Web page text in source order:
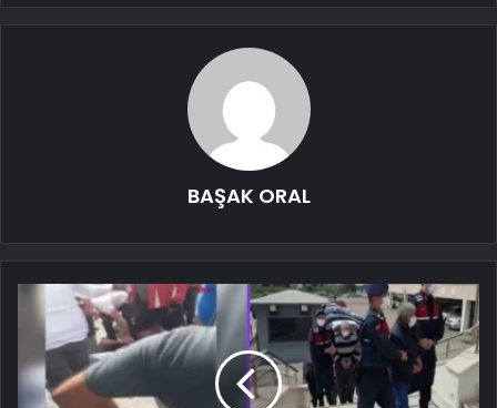
BAŞAK ORAL